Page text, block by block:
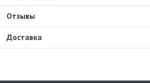
Доставка
Отзывы